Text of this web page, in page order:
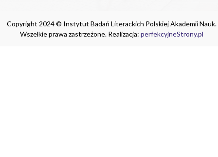
Copyright 2024 © Instytut Badań Literackich Polskiej Akademii Nauk.
Wszelkie prawa zastrzeżone. Realizacja: perfekcyjneStrony.pl